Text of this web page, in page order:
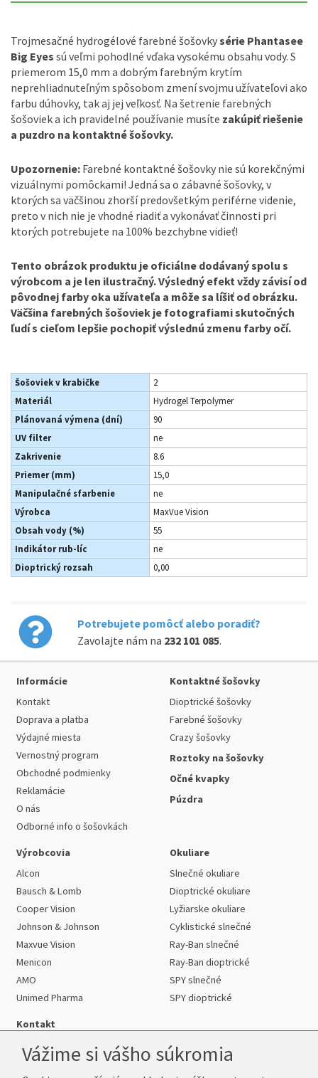
Trojmesačné hydrogélové farebné šošovkysérie Phantasee
Big Eyes sú veľmi pohodlné vďaka vysokému obsahu vody. S
priemerom 15,0 mm a dobrým farebným krytím
neprehliadnuteľným spôsobom zmení svojmu užívateľovi ako
farbu dúhovky, tak aj jej veľkosť. Na šetrenie farebných
šošoviek a ich pravidelné používanie musíte zakúpiť riešenie
a puzdro na kontaktné šošovky.
Upozornenie: Farebné kontaktné šošovky nie sú korekčnými
vizuálnymi pomôckami! Jedná sa o zábavné šošovky, v
ktorých sa väčšinou zhorší predovšetkým periférne videnie,
preto v nich nie je vhodné riadiť a vykonávať činnosti pri
ktorých potrebujete na 100% bezchybne vidieť!
Tento obrázok produktu je oficiálne dodávaný spolu s
výrobcom a je len ilustračný. Výsledný efekt vždy závisí od
pôvodnej farby oka užívateľa a môže sa líšiť od obrázku.
Väčšina farebných šošoviek je fotografiami skutočných
ľudí s cieľom lepšie pochopiť výslednú zmenu farby očí.
Šošoviek v krabičke
2
Materiál
Hydrogel Terpolymer
Plánovaná výmena (dní)
90
UV filter
ne
Zakrivenie
8.6
Priemer (mm)
15,0
Manipulačné sfarbenie
ne
Výrobca
MaxVue Vision
Obsah vody (%)
55
Indikátor rub-líc
ne
Dioptrický rozsah
0,00
Potrebujete pomôcť alebo poradiť?
Zavolajte nám na 232 101 085.
Informácie
Kontakt
Doprava a platba
Výdajné miesta
Vernostný program
Obchodné podmienky
Reklamácie
O nás
Odborné info o šošovkách
Kontaktné šošovky
Dioptrické šošovky
Farebné šošovky
Crazy šošovky
Roztoky na šošovky
Očné kvapky
Púzdra
Výrobcovia
Alcon
Bausch & Lomb
Cooper Vision
Johnson & Johnson
Maxvue Vision
Menicon
AMO
Unimed Pharma
Okuliare
Slnečné okuliare
Dioptrické okuliare
Lyžiarske okuliare
Cyklistické slnečné
Ray-Ban slnečné
Ray-Ban dioptrické
SPY slnečné
SPY dioptrické
Kontakt
Vážime si vášho súkromia